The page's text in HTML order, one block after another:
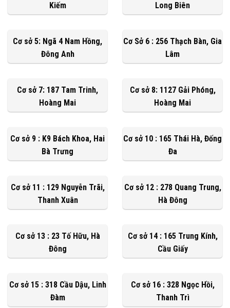
Kiếm
Long Biên
Cơ sở 5: Ngã 4 Nam Hồng,
Đông Anh
Cơ Sở 6 : 256 Thạch Bàn, Gia
Lâm
Cơ sở 7: 187 Tam Trinh,
Hoàng Mai
Cơ sở 8: 1127 Gải Phóng,
Hoàng Mai
Cơ sở 9 : K9 Bách Khoa, Hai
Bà Trưng
Cơ sở 10 : 165 Thái Hà, Đống
Đa
Cơ sở 11 : 129 Nguyễn Trãi,
Thanh Xuân
Cơ sở 12 : 278 Quang Trung,
Hà Đông
Cơ sở 13 : 23 Tố Hữu, Hà
Đông
Cơ sở 14 : 165 Trung Kính,
Cầu Giấy
Cơ sở 15 : 318 Cầu Dậu, Linh
Đàm
Cơ sở 16 : 328 Ngọc Hồi,
Thanh Trì